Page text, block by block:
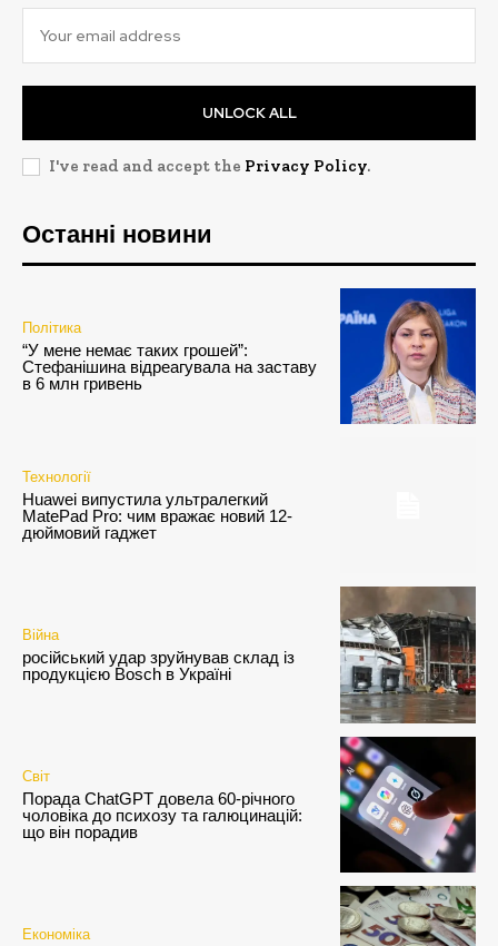
UNLOCK ALL
I've read and accept the Privacy Policy.
Останні новини
Політика
“У мене немає таких грошей”:
Стефанішина відреагувала на заставу
в 6 млн гривень
Технології
Huawei випустила ультралегкий
MatePad Pro: чим вражає новий 12-
дюймовий гаджет
Війна
російський удар зруйнував склад із
продукцією Bosch в Україні
Світ
Порада ChatGPT довела 60-річного
чоловіка до психозу та галюцинацій:
що він порадив
Економіка